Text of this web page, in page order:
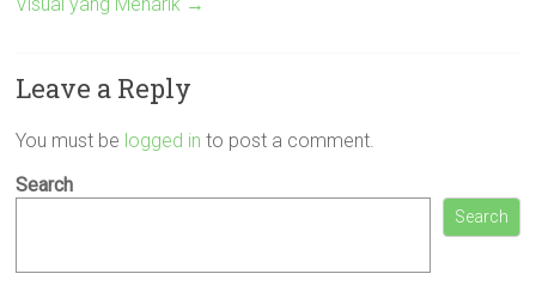
Leave a Reply
You must be logged in to post a comment.
Search
Search